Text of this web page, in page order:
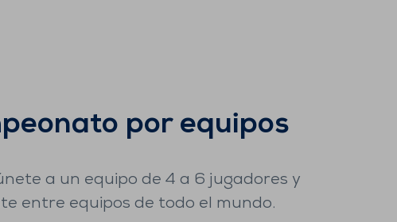
por equipos
a un equipo de 4 a 6 jugadores y
entre equipos de todo el mundo.